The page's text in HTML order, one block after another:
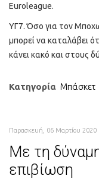
Euroleague.
ΥΓ7. Όσο για τον
μπορεί να καταλάβει
κάνει κακό και στους
Κατηγορία Μπάσκετ
Παρασκευή, 06 Μαρτίου 2020
Με τη
επιβίωση